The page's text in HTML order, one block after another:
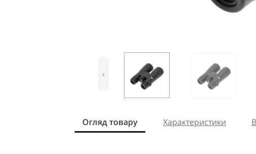
‹
Огляд товару Характеристики